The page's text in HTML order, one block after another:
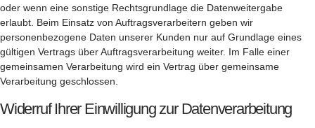
oder wenn eine sonstige Rechtsgrundlage die Datenweitergabe
erlaubt. Beim Einsatz von Auftragsverarbeitern geben wir
personenbezogene Daten unserer Kunden nur auf Grundlage eines
gültigen Vertrags über Auftragsverarbeitung weiter. Im Falle einer
gemeinsamen Verarbeitung wird ein Vertrag über gemeinsame
Verarbeitung geschlossen.
Widerruf Ihrer Einwilligung zur Datenverarbeitung